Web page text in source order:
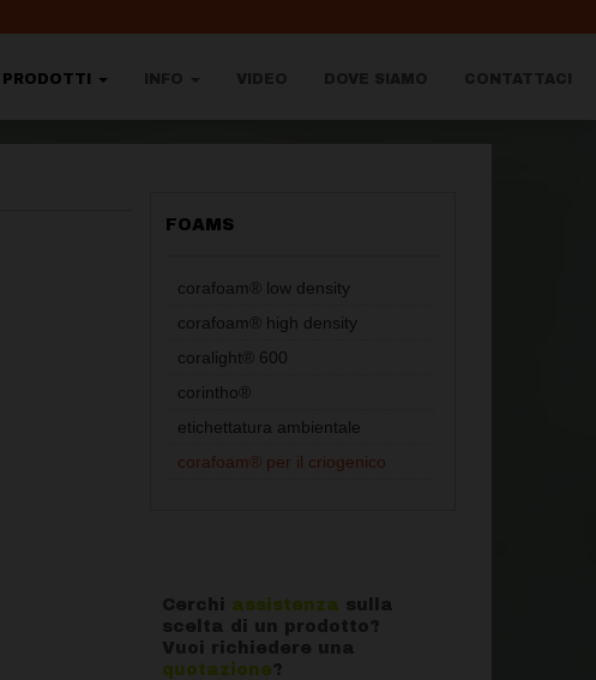
PRODOTTI
FOAMS
corafoam® low density
corafoam® high density
coralight® 600
corintho®
etichettatura ambientale
corafoam® per il criogenico
Cerchi assistenza sulla
scelta di un prodotto?
Vuoi richiedere una
quotazione ?